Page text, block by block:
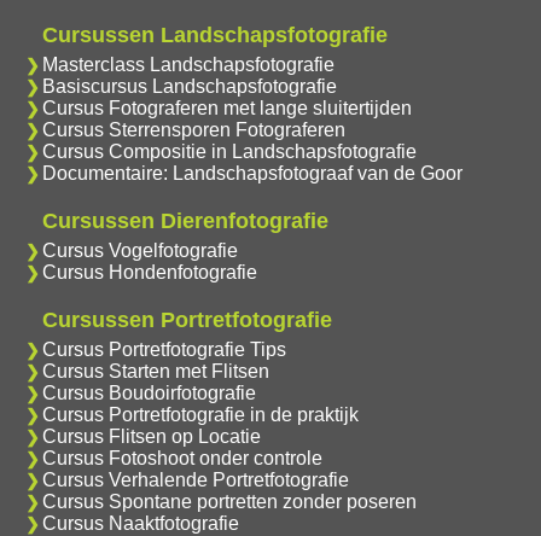
Cursussen Landschapsfotografie
Masterclass Landschapsfotografie
Basiscursus Landschapsfotografie
Cursus Fotograferen met lange sluitertijden
Cursus Sterrensporen Fotograferen
Cursus Compositie in Landschapsfotografie
Documentaire: Landschapsfotograaf van de Goor
Cursussen Dierenfotografie
Cursus Vogelfotografie
Cursus Hondenfotografie
Cursussen Portretfotografie
Cursus Portretfotografie Tips
Cursus Starten met Flitsen
Cursus Boudoirfotografie
Cursus Portretfotografie in de praktijk
Cursus Flitsen op Locatie
Cursus Fotoshoot onder controle
Cursus Verhalende Portretfotografie
Cursus Spontane portretten zonder poseren
Cursus Naaktfotografie